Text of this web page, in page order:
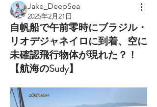
Jake_DeepSea
2025年2月21日
自帆船で午前零時にブラジル・
リオデジャネイロに到着、空に
未確認飛行物体が現れた？！
【航海のSudy】